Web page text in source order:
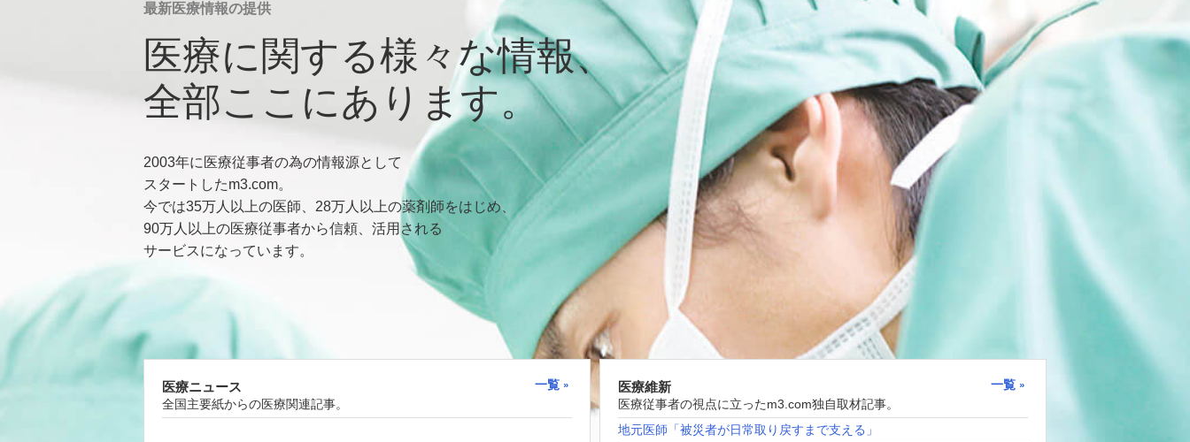
最新医療情報の提供
医療に関する様々な情報、
全部ここにあります。
2003年に医療従事者の為の情報源として
スタートしたm3.com。
今では35万人以上の医師、28万人以上の薬剤師をはじめ、
90万人以上の医療従事者から信頼、活用される
サービスになっています。
医療ニュース
一覧
全国主要紙からの医療関連記事。
医療維新
一覧
医療従事者の視点に立ったm3.com独自取材記事。
地元医師「被災者が日常取り戻すまで支える」